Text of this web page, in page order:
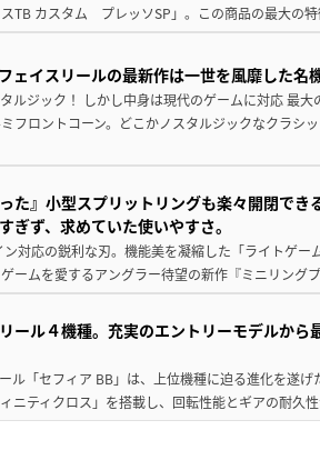
TB カスタム プレッソSP」。この商品の最大の
ェイスリールの最新作は一世を風靡した名
ルジック！ しかし中身は現代のゲームに対応 最大
フロントコーン。どこかノスタルジックなクラシ
た』小型スプリットリングも楽々開閉でき
ぎず、求めていた使いやすさ。
対応の鋭利な刃。機能美を凝縮した「ライトゲー
ームを愛するアングラー待望の新作『ミニリング
ール４機種。充実のエントリーモデルから
ル「セフィア BB」は、上位機種に迫る進化を遂げ
ニティクロス」を搭載し、回転性能とギアの耐久